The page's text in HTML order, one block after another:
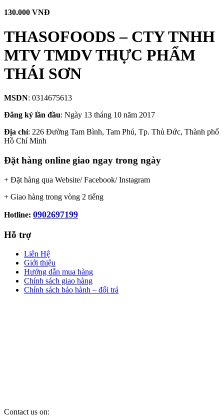
130.000 VNĐ
THASOFOODS – CTY TNHH
MTV TMDV THỰC PHẨM
THÁI SƠN
MSDN: 0314675613
Đăng ký lần đầu: Ngày 13 tháng 10 năm 2017
Địa chỉ: 226 Đường Tam Bình, Tam Phú, Tp. Thủ Đức, Thành phố
Hồ Chí Minh
Đặt hàng online giao ngay trong ngày
+ Đặt hàng qua Website/ Facebook/ Instagram
+ Giao hàng trong vòng 2 tiếng
Hotline: 0902697199
Hỗ trợ
Liên Hệ
Giới thiệu
Hướng dẫn mua hàng
Chính sách giao hàng
Chính sách bảo hành – đổi trả
Contact us on: